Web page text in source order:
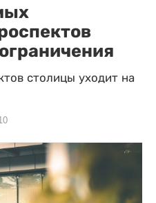
столицы уходит на